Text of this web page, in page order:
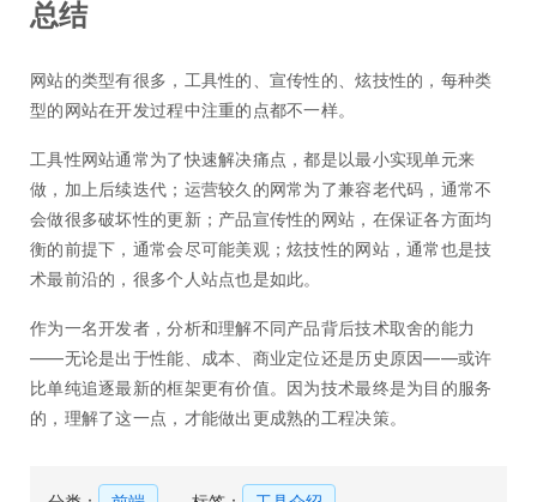
总结
网站的类型有很多，工具性的、宣传性的、炫技性的，每种类
型的网站在开发过程中注重的点都不一样。
工具性网站通常为了快速解决痛点，都是以最小实现单元来
做，加上后续迭代；运营较久的网常为了兼容老代码，通常不
会做很多破坏性的更新；产品宣传性的网站，在保证各方面均
衡的前提下，通常会尽可能美观；炫技性的网站，通常也是技
术最前沿的，很多个人站点也是如此。
作为一名开发者，分析和理解不同产品背后技术取舍的能力
——无论是出于性能、成本、商业定位还是历史原因——或许
比单纯追逐最新的框架更有价值。因为技术最终是为目的服务
的，理解了这一点，才能做出更成熟的工程决策。